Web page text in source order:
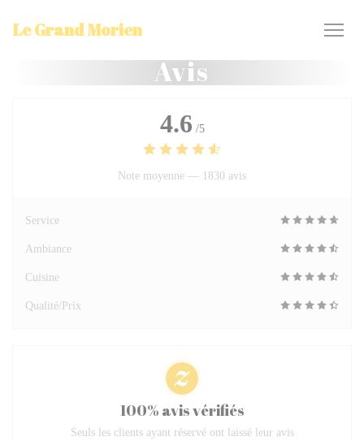
Le Grand Morien
Avis
4.6 /5
Note moyenne — 1830 avis
Service
Ambiance
Cuisine
Qualité/Prix
100% avis vérifiés
Seuls les clients ayant réservé ont laissé leur avis